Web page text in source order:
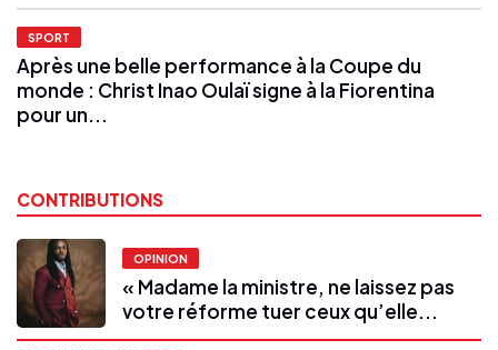
SPORT
Après une belle performance à la Coupe du
monde : Christ Inao Oulaï signe à la Fiorentina
pour un...
CONTRIBUTIONS
OPINION
« Madame la ministre, ne laissez pas
votre réforme tuer ceux qu’elle...